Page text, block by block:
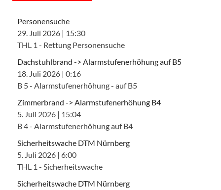
Personensuche
29. Juli 2026 | 15:30
THL 1 - Rettung Personensuche
Dachstuhlbrand -> Alarmstufenerhöhung auf B5
18. Juli 2026 | 0:16
B 5 - Alarmstufenerhöhung - auf B5
Zimmerbrand -> Alarmstufenerhöhung B4
5. Juli 2026 | 15:04
B 4 - Alarmstufenerhöhung auf B4
Sicherheitswache DTM Nürnberg
5. Juli 2026 | 6:00
THL 1 - Sicherheitswache
Sicherheitswache DTM Nürnberg